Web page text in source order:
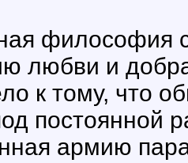
философия
любви и
к тому, что
постоянной
армию